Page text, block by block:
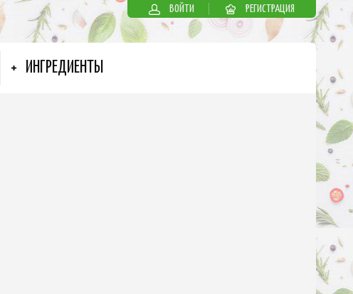
ВОЙТИ РЕГИСТРАЦИЯ
ИНГРЕДИЕНТЫ